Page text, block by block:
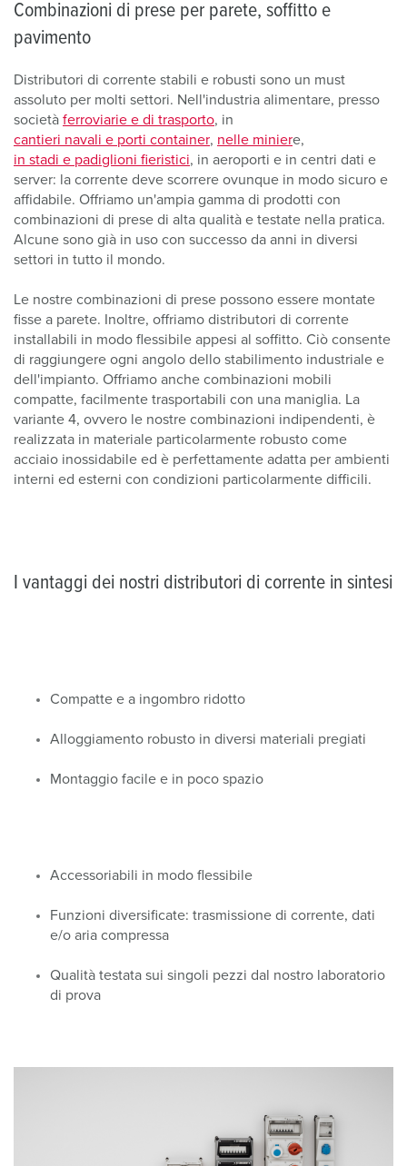
Combinazioni di prese per parete, soffitto e
pavimento
Distributori di corrente stabili e robusti sono un must
assoluto per molti settori. Nell'industria alimentare, presso
società ferroviarie e di trasporto, in
cantieri navali e porti container, nelle miniere,
in stadi e padiglioni fieristici, in aeroporti e in centri dati e
server: la corrente deve scorrere ovunque in modo sicuro e
affidabile. Offriamo un'ampia gamma di prodotti con
combinazioni di prese di alta qualità e testate nella pratica.
Alcune sono già in uso con successo da anni in diversi
settori in tutto il mondo.
Le nostre combinazioni di prese possono essere montate
fisse a parete. Inoltre, offriamo distributori di corrente
installabili in modo flessibile appesi al soffitto. Ciò consente
di raggiungere ogni angolo dello stabilimento industriale e
dell'impianto. Offriamo anche combinazioni mobili
compatte, facilmente trasportabili con una maniglia. La
variante 4, ovvero le nostre combinazioni indipendenti, è
realizzata in materiale particolarmente robusto come
acciaio inossidabile ed è perfettamente adatta per ambienti
interni ed esterni con condizioni particolarmente difficili.
I vantaggi dei nostri distributori di corrente in sintesi
Compatte e a ingombro ridotto
Alloggiamento robusto in diversi materiali pregiati
Montaggio facile e in poco spazio
Accessoriabili in modo flessibile
Funzioni diversificate: trasmissione di corrente, dati
e/o aria compressa
Qualità testata sui singoli pezzi dal nostro laboratorio
di prova